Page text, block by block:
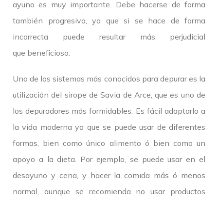
ayuno es muy importante. Debe hacerse de forma
también progresiva, ya que si se hace de forma
incorrecta puede resultar más perjudicial
que beneficioso.
Uno de los sistemas más conocidos para depurar es la
utilización del sirope de Savia de Arce, que es uno de
los depuradores más formidables. Es fácil adaptarlo a
la vida moderna ya que se puede usar de diferentes
formas, bien como único alimento ó bien como un
apoyo a la dieta. Por ejemplo, se puede usar en el
desayuno y cena, y hacer la comida más ó menos
normal, aunque se recomienda no usar productos